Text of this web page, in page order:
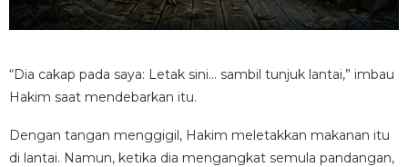
“Dia cakap pada saya: Letak sini… sambil tunjuk lantai,” imbau
Hakim saat mendebarkan itu.
Dengan tangan menggigil, Hakim meletakkan makanan itu
di lantai. Namun, ketika dia mengangkat semula pandangan,